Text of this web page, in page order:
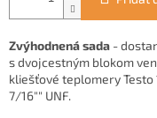
Zvýhodnená sada - d
s dvojcestným blokom
kliešťové teplomery Testo
7/16"" UNF.